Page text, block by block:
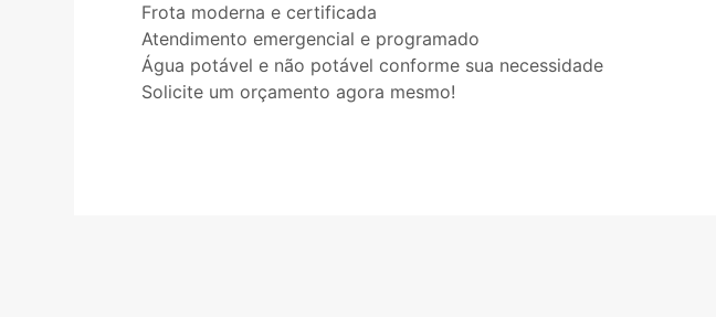
Frota moderna e certificada
Atendimento emergencial e programado
Água potável e não potável conforme sua necessidade
Solicite um orçamento agora mesmo!